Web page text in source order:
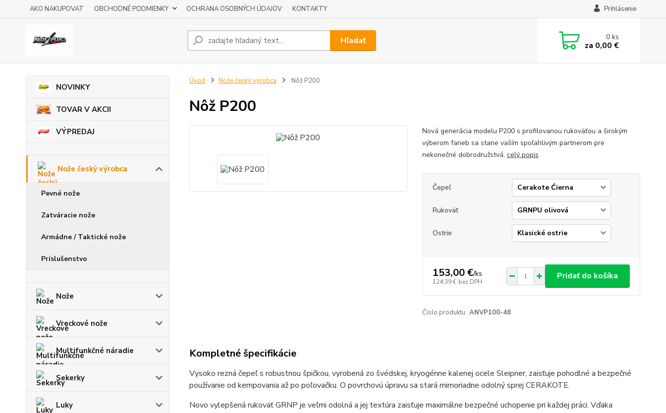
AKO NAKUPOVAT OBCHODNÉ PODMIENKY OCHRANA OSOBNÝCH ÚDAJOV KONTAKTY Prihlásenie
Hľadať 0ks
za 0,00 €
NOVINKY
TOVAR V AKCII
VÝPREDAJ
Nože český výrobca
Pevné nože
Zatváracie nože
Armádne / Taktické nože
Príslušenstvo
Nože
Vreckové nože
Multifunkčné náradie
Sekerky
Luky
Úvod Nože český výrobca Nôž P200
Nôž P200
Nová generácia modelu P200 s profilovanou rukoväťou a širokým
výberom farieb sa stane vaším spoľahlivým partnerom pre
nekonečné dobrodružstvá. celý popis
Čepeľ
Rukoväť
Ostrie
153,00 €/ks
124,39 € bez DPH
Pridať do košíka
Číslo produktu: ANVP100-48
Kompletné špecifikácie
Vysoko rezná čepeľ s robustnou špičkou, vyrobená zo švédskej, kryogénne kalenej ocele Sleipner, zaisťuje pohodlné a bezpečné
používanie od kempovania až po poľovačku. O povrchovú úpravu sa stará mimoriadne odolný sprej CERAKOTE.
Novo vylepšená rukoväť GRNP je veľmi odolná a jej textúra zaisťuje maximálne bezpečné uchopenie pri každej práci. Vďaka